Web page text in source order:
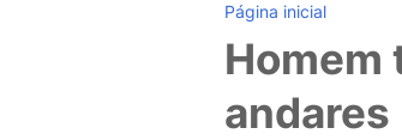
Página inicial
Homem
andares